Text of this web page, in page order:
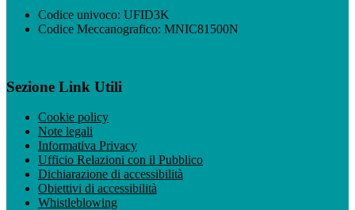
Codice univoco: UFID3K
Codice Meccanografico: MNIC81500N
Sezione Link Utili
Cookie policy
Note legali
Informativa Privacy
Ufficio Relazioni con il Pubblico
Dichiarazione di accessibilità
Obiettivi di accessibilità
Whistleblowing